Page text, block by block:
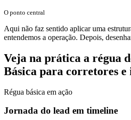
O ponto central
Aqui não faz sentido aplicar uma
entendemos a operação. Depois,
Veja na prática a régua
Básica para corretores
Régua básica em ação
Jornada do lead em timeline